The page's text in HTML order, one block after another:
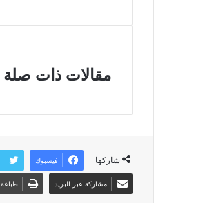
مقالات ذات صلة
شاركها فيسبوك
مشاركة عبر البريد طباعة